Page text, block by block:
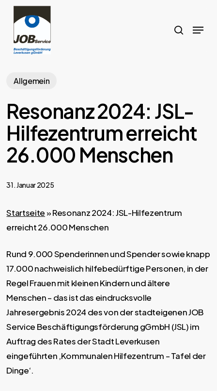
Skip
main
content
Menu
Allgemein
Resonanz 2024: JSL-
Hilfezentrum erreicht
26.000 Menschen
31. Januar 2025
Startseite»Resonanz 2024: JSL-Hilfezentrum
erreicht 26.000 Menschen
Rund 9.000 Spenderinnen und Spender sowie knapp
17.000 nachweislich hilfebedürftige Personen, in der
Regel Frauen mit kleinen Kindern und ältere
Menschen – das ist das eindrucksvolle
Jahresergebnis 2024 des von der stadteigenen JOB
Service Beschäftigungsförderung gGmbH (JSL) im
Auftrag des Rates der Stadt Leverkusen
eingeführten ‚Kommunalen Hilfezentrum – Tafel der
Dinge‘.